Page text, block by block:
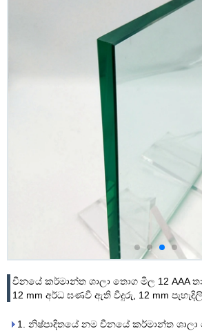
චීනයේ කර්මාන්ත ශාලා තොග මිල 12 AAA
12 mm අර්ධ ඝණවී ඇති වීදුරු, 12 mm
1. නිෂ්පාදිතයේ නම චීනයේ කර්මාන්ත ශාලා